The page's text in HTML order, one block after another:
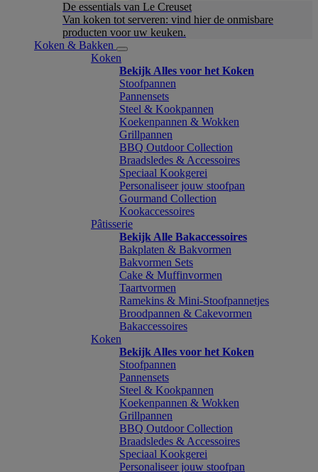
De essentials van Le Creuset
Van koken tot serveren: vind hier de onmisbare
producten voor uw keuken.
Koken & Bakken
Koken
Bekijk Alles voor het Koken
Stoofpannen
Pannensets
Steel & Kookpannen
Koekenpannen & Wokken
Grillpannen
BBQ Outdoor Collection
Braadsledes & Accessoires
Speciaal Kookgerei
Personaliseer jouw stoofpan
Gourmand Collection
Kookaccessoires
Pâtisserie
Bekijk Alle Bakaccessoires
Bakplaten & Bakvormen
Bakvormen Sets
Cake & Muffinvormen
Taartvormen
Ramekins & Mini-Stoofpannetjes
Broodpannen & Cakevormen
Bakaccessoires
Koken
Bekijk Alles voor het Koken
Stoofpannen
Pannensets
Steel & Kookpannen
Koekenpannen & Wokken
Grillpannen
BBQ Outdoor Collection
Braadsledes & Accessoires
Speciaal Kookgerei
Personaliseer jouw stoofpan